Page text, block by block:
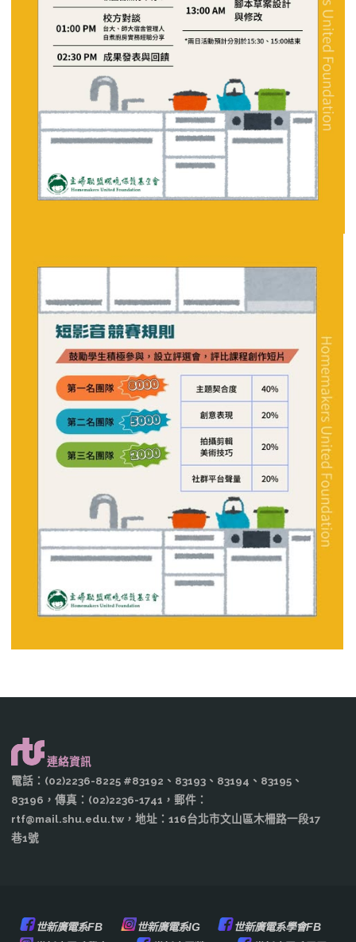
連絡資訊
電話：(02)2236-8225 #83192、83193、83194、83195、
83196，傳真：(02)2236-1741，郵件：
rtf@mail.shu.edu.tw，地址：116台北市文山區木柵路一段17
巷1號
世新廣電系FB 世新廣電系IG
世新廣電系學會FB